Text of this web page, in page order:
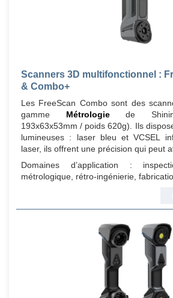
Scanners 3D multifonctionnel :
& Combo+
Les FreeScan Combo sont des
gamme Métrologiede
193x63x53mm / poids 620g). Ils
lumineuses : laser bleu et VCSEL
laser, ils offrent une précision qui peut
Domaines d’application :
métrologique, rétro-ingénierie,